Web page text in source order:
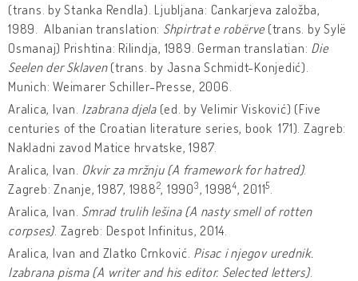
(trans. by Stanka Rendla). Ljubljana: Cankarjeva založba,
1989. Albanian translation: Shpirtrat e robërve (trans. by Sylë
Osmanaj) Prishtina: Rilindja, 1989. German translatian: Die
Seelen der Sklaven (trans. by Jasna Schmidt-Konjedić).
Munich: Weimarer Schiller-Presse, 2006.
Aralica, Ivan. Izabrana djela (ed. by Velimir Visković) (Five
centuries of the Croatian literature series, book 171). Zagreb:
Nakladni zavod Matice hrvatske, 1987.
Aralica, Ivan. Okvir za mržnju (A framework for hatred).
Zagreb: Znanje, 1987, 19882, 19903 , 19984, 20115
Aralica, Ivan. Smrad trulih lešina (A nasty smell of rotten
corpses) . Zagreb: Despot Infinitus, 2014.
Aralica, Ivan and Zlatko Crnković. Pisac i njegov urednik.
Izabrana pisma (A writer and his editor. Selected letters).